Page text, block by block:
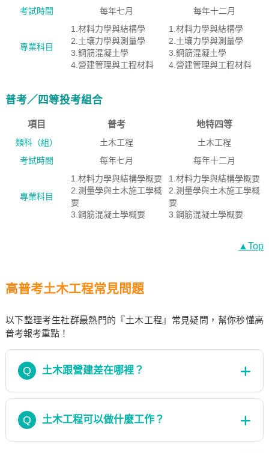
考試時間
每年七月 每年十二月
專業科目
1.材料力學與結構學
2.土壤力學與測量學
3.鋼筋混凝土學
4.營建管理與工程材料
1.材料力學與結構學
2.土壤力學與測量學
3.鋼筋混凝土學
4.營建管理與工程材料
普考／四等投考組合
項目 普考 地特四等
類科（組） 土木工程
土木工程
考試時間
每年七月 每年十二月
專業科目
1.材料力學與結構學概要
2.測量學與土木施工學概
要
3.鋼筋混凝土學概要
1.材料力學與結構學概要
2.測量學與土木施工學概
要
3.鋼筋混凝土學概要
▲Top
高普考土木工程常見問題
以下整理考生社群最熱門的『土木工程』常見疑問，幫你秒懂高
普考報考重點！
Q 土木跟營建差在哪裡？
Q 土木工程可以做什麼工作？